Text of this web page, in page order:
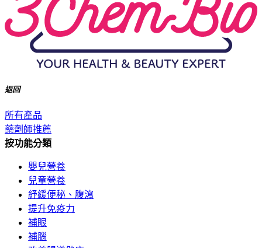
返回
所有產品
藥劑師推薦
按功能分類
嬰兒營養
兒童營養
紓緩便秘、腹瀉
提升免疫力
補眼
補腦